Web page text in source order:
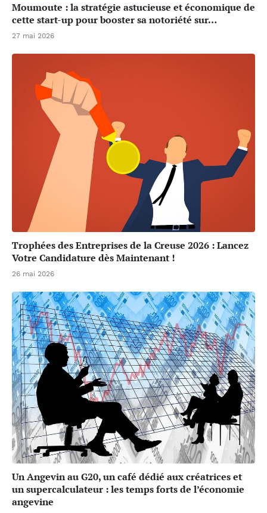
Moumoute : la stratégie astucieuse et économique de
cette start-up pour booster sa notoriété sur…
27 mai 2026
Trophées des Entreprises de la Creuse 2026 : Lancez
Votre Candidature dès Maintenant !
26 mai 2026
Un Angevin au G20, un café dédié aux créatrices et
un supercalculateur : les temps forts de l’économie
angevine